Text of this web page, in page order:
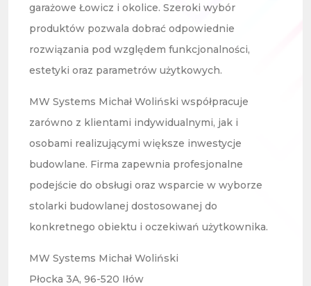
garażowe Łowicz i okolice. Szeroki wybór
produktów pozwala dobrać odpowiednie
rozwiązania pod względem funkcjonalności,
estetyki oraz parametrów użytkowych.
MW Systems Michał Woliński współpracuje
zarówno z klientami indywidualnymi, jak i
osobami realizującymi większe inwestycje
budowlane. Firma zapewnia profesjonalne
podejście do obsługi oraz wsparcie w wyborze
stolarki budowlanej dostosowanej do
konkretnego obiektu i oczekiwań użytkownika.
MW Systems Michał Woliński
Płocka 3A, 96-520 Iłów